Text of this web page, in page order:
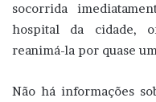
socorrida
hospital da cidade,
reanimá-la por quase
Não há informações